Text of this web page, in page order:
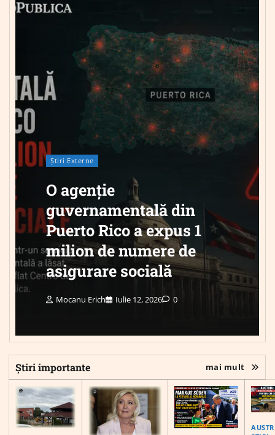
Știri Externe
O agenție
guvernamentală din
Puerto Rico a expus 1
milion de numere de
asigurare socială
Mocanu Erich Iulie 12, 2026 0
Știri importante mai mult